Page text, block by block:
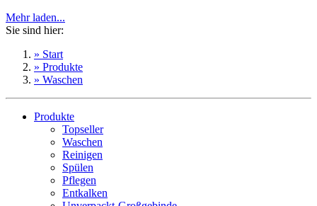
Mehr laden...
Sie sind hier:
» Start
» Produkte
» Waschen
Produkte
Topseller
Waschen
Reinigen
Spülen
Pflegen
Entkalken